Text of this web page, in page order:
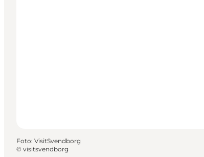
Foto: VisitSvendborg
© visitsvendborg